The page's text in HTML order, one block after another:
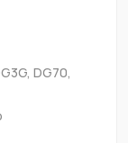
DG70,